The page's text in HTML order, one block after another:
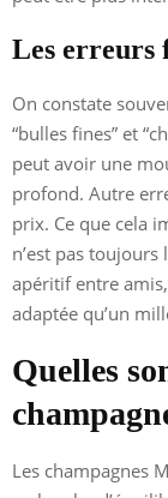
Les erreurs
On constate
“bulles fines” et
peut avoir une
profond. Autre
prix. Ce que cela
n’est pas
apéritif entre
adaptée qu’un
Quelles
Les champagnes